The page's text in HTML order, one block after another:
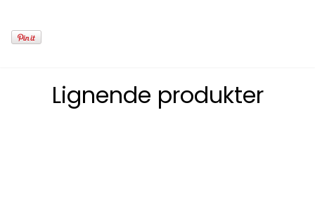
Lignende produkter